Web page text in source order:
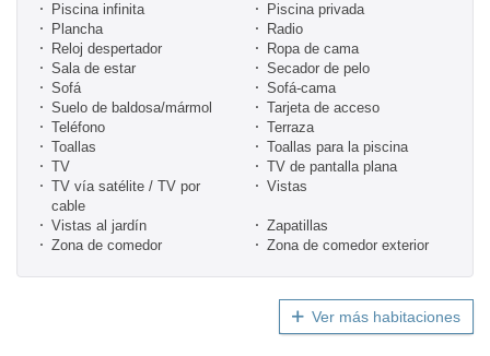
Piscina infinita
Piscina privada
Plancha
Radio
Reloj despertador
Ropa de cama
Sala de estar
Secador de pelo
Sofá
Sofá-cama
Suelo de baldosa/mármol
Tarjeta de acceso
Teléfono
Terraza
Toallas
Toallas para la piscina
TV
TV de pantalla plana
TV vía satélite / TV por
cable
Vistas
Vistas al jardín
Zapatillas
Zona de comedor
Zona de comedor exterior
Ver más habitaciones